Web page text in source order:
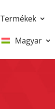
Termékek
Magyar